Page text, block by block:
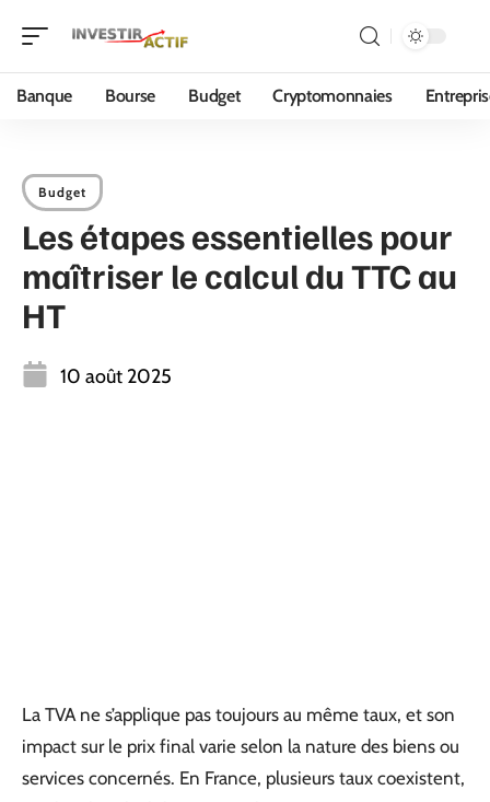
Banque Bourse Budget Cryptomonnaies
Budget
Les étapes essentielles pour
maîtriser le calcul du TTC au
HT
10 août 2025
La TVA ne s’applique pas toujours au même taux, et son
impact sur le prix final varie selon la nature des biens ou
services concernés. En France, plusieurs taux coexistent,